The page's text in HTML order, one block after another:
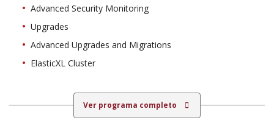
Advanced Security Monitoring
Upgrades
Advanced Upgrades and Migrations
ElasticXL Cluster
Ver programa completo